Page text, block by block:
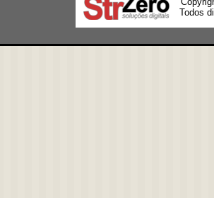
Todos